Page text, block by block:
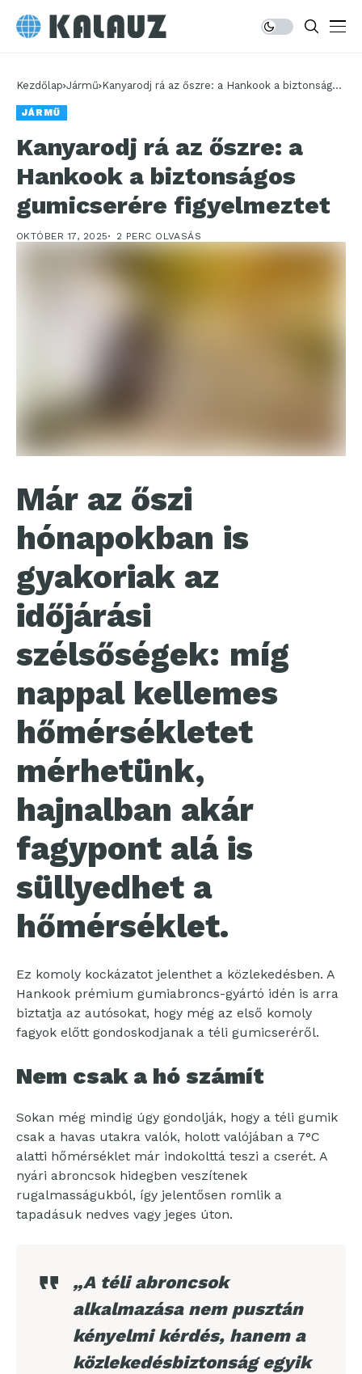
Kezdőlap Jármű Kanyarodj rá az őszre: a Hankook a biztonságos
JÁRMŰ
Kanyarodj rá az őszre: a
Hankook a biztonságos
gumicserére figyelmeztet
OKTÓBER 17, 2025 2 PERC OLVASÁS
Már az őszi
hónapokban is
gyakoriak az
időjárási
szélsőségek: míg
nappal kellemes
hőmérsékletet
mérhetünk,
hajnalban akár
fagypont alá is
süllyedhet a
hőmérséklet.
Ez komoly kockázatot jelenthet a közlekedésben. A
Hankook prémium gumiabroncs-gyártó idén is arra
biztatja az autósokat, hogy még az első komoly
fagyok előtt gondoskodjanak a téli gumicseréről.
Nem csak a hó számít
Sokan még mindig úgy gondolják, hogy a téli gumik
csak a havas utakra valók, holott valójában a 7°C
alatti hőmérséklet már indokolttá teszi a cserét. A
nyári abroncsok hidegben veszítenek
rugalmasságukból, így jelentősen romlik a
tapadásuk nedves vagy jeges úton.
„A téli abroncsok
alkalmazása nem pusztán
kényelmi kérdés, hanem a
közlekedésbiztonság egyik